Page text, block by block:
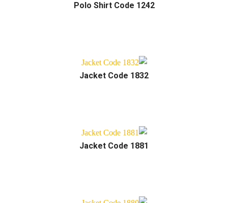
Polo Shirt Code 1242
Jacket Code 1832
Jacket Code 1881